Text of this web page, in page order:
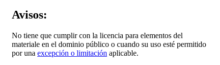
Avisos:
No tiene que cumplir con la licencia para elementos del
materiale en el dominio público o cuando su uso esté permitido
por una excepción o limitación aplicable.